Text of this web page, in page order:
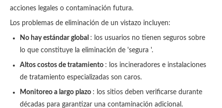
acciones legales o contaminación futura.
Los problemas de eliminación de un vistazo incluyen:
No hay estándar global : los usuarios no tienen seguros sobre
lo que constituye la eliminación de 'segura '.
Altos costos de tratamiento : los incineradores e instalaciones
de tratamiento especializadas son caros.
Monitoreo a largo plazo : los sitios deben verificarse durante
décadas para garantizar una contaminación adicional.